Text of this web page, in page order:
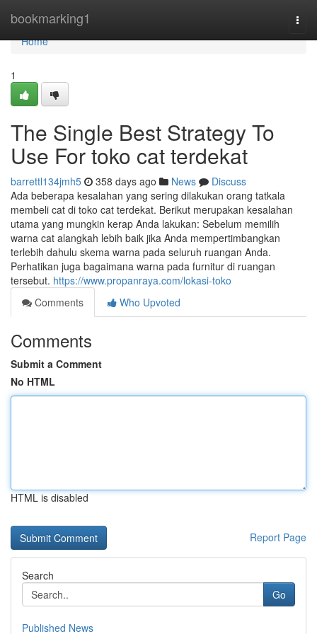
bookmarking1
Home
Home
1
The Single Best Strategy To
Use For toko cat terdekat
barrettl134jmh5 358 days ago News
Discuss
Ada beberapa kesalahan yang sering dilakukan orang tatkala
membeli cat di toko cat terdekat. Berikut merupakan kesalahan
utama yang mungkin kerap Anda lakukan: Sebelum memilih
warna cat alangkah lebih baik jika Anda mempertimbangkan
terlebih dahulu skema warna pada seluruh ruangan Anda.
Perhatikan juga bagaimana warna pada furnitur di ruangan
tersebut. https://www.propanraya.com/lokasi-toko
Comments
Who Upvoted
Comments
Submit a Comment
No HTML
HTML is disabled
Report Page
Search
Go
Published News